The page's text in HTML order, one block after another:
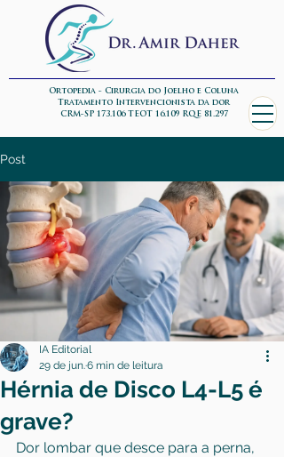
Ortopedia - Cirurgia do Joelho e Coluna
Tratamento Intervencionista da dor
CRM-SP 173.106 TEOT 16.109 RQE 81.297
Post
Hérnia de Disco L4-L5 é
grave?
IA Editorial
29 de jun.6 min de leitura
Dor lombar que desce para a perna,